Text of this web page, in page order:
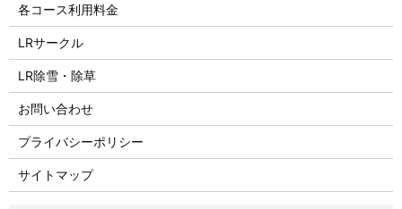
各コース利用料金
LRサークル
LR除雪・除草
お問い合わせ
プライバシーポリシー
サイトマップ